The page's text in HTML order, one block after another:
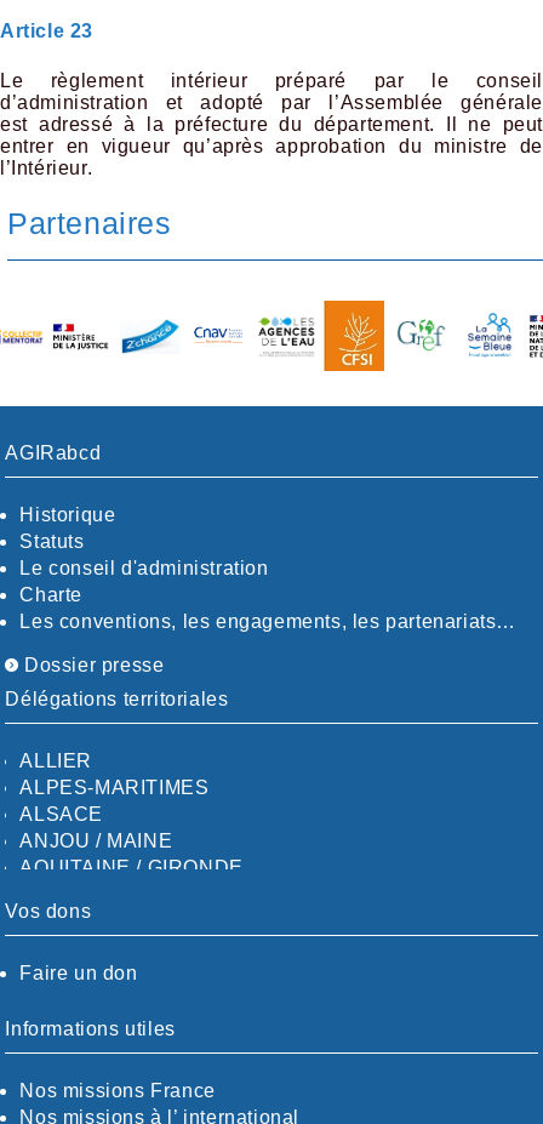
Article 23
Le règlement intérieur préparé par le conseil
d’administration et adopté par l’Assemblée générale
est adressé à la préfecture du département. Il ne peut
entrer en vigueur qu’après approbation du ministre de
l’Intérieur.
Partenaires
AGIRabcd
Historique
Statuts
Le conseil d'administration
Charte
Les conventions, les engagements, les partenariats…
Dossier presse
Délégations territoriales
ALLIER
ALPES-MARITIMES
ALSACE
ANJOU / MAINE
AQUITAINE / GIRONDE
AUDE
CALVADOS-ORNE
CHARENTE-MARITIME
CÖTE-D'OR
CÖTES-D'ARMOR
DORDOGNE
Vos dons
Faire un don
Informations utiles
Nos missions France
Nos missions à l’ international